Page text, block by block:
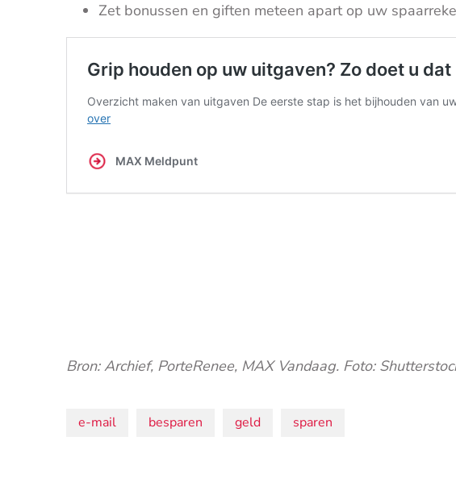
Zet bonussen en giften meteen apart op uw
Bron: Archief, PorteRenee, MAX Vandaag. Foto:
Onderwerpen:
e-mail besparen geld sparen